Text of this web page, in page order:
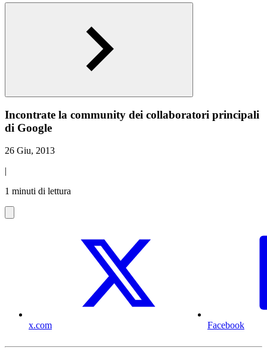
Incontrate la community dei collaboratori principali
di Google
26 Giu, 2013
|
1 minuti di lettura
x.com Facebook